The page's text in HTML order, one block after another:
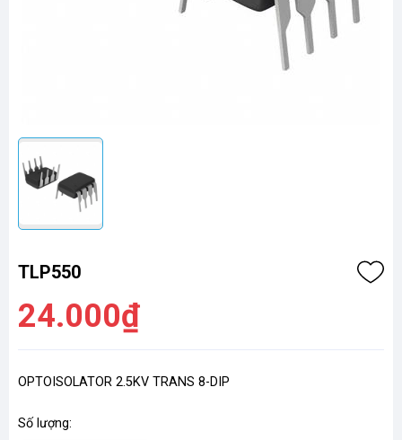
TLP550
24.000₫
OPTOISOLATOR 2.5KV TRANS 8-DIP
Số lượng: